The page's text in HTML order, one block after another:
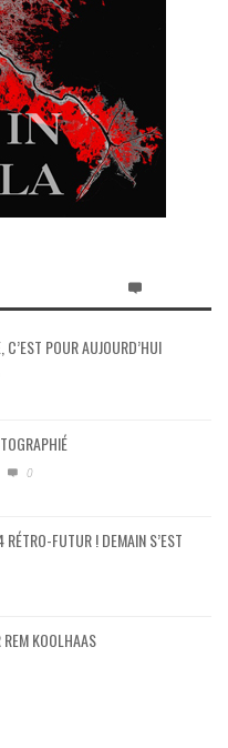
POUR AUJOURD’HUI
0
FUTUR ! DEMAIN S’EST
REM KOOLHAAS